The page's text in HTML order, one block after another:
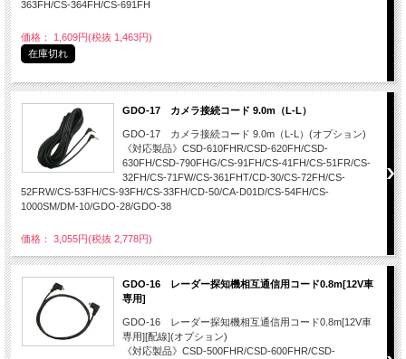
363FH/CS-364FH/CS-691FH
価格： 1,609円(税抜 1,463円)
在庫切れ
GDO-17 カメラ接続コード 9.0m（L-L）
GDO-17 カメラ接続コード 9.0m（L-L）(オプション)
《対応製品》CSD-610FHR/CSD-620FH/CSD-
630FH/CSD-790FHG/CS-91FH/CS-41FH/CS-51FR/CS-
32FH/CS-71FW/CS-361FHT/CD-30/CS-72FH/CS-
52FRW/CS-53FH/CS-93FH/CS-33FH/CD-50/CA-D01D/CS-54FH/CS-
1000SM/DM-10/GDO-28/GDO-38
価格： 3,055円(税抜 2,778円)
GDO-16 レーダー探知機相互通信用コード0.8m[12V車
専用]
GDO-16 レーダー探知機相互通信用コード0.8m[12V車
専用][配線](オプション)
《対応製品》CSD-500FHR/CSD-600FHR/CSD-